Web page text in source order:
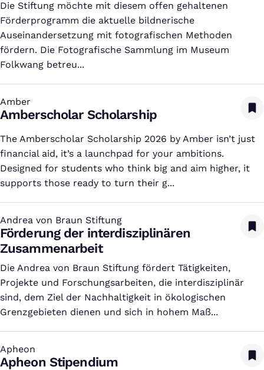
Die Stiftung möchte mit diesem offen gehaltenen
Förderprogramm die aktuelle bildnerische
Auseinandersetzung mit fotografischen Methoden
fördern. Die Fotografische Sammlung im Museum
Folkwang betreu...
Amber
:
Amberscholar Scholarship
The Amberscholar Scholarship 2026 by Amber isn’t just
financial aid, it’s a launchpad for your ambitions.
Designed for students who think big and aim higher, it
supports those ready to turn their g...
Andrea von Braun Stiftung
:
Förderung der interdisziplinären
Zusammenarbeit
Die Andrea von Braun Stiftung fördert Tätigkeiten,
Projekte und Forschungsarbeiten, die interdisziplinär
sind, dem Ziel der Nachhaltigkeit in ökologischen
Grenzgebieten dienen und sich in hohem Maß...
Apheon
:
Apheon Stipendium